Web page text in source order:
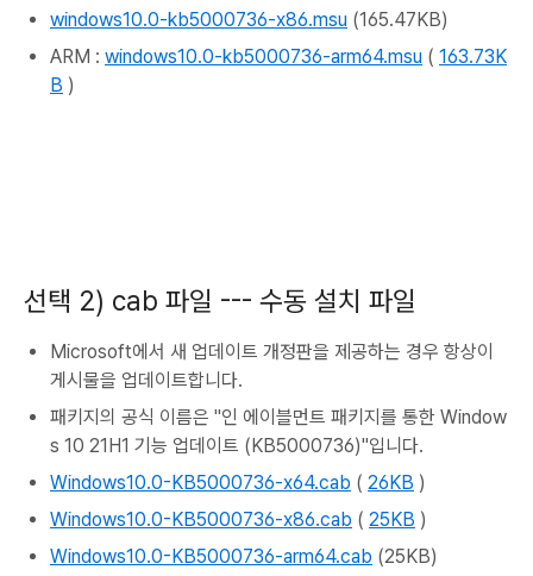
windows10.0-kb5000736-x86.msu (165.47KB)
ARM : windows10.0-kb5000736-arm64.msu ( 163.73K
B )
선택 2) cab 파일 --- 수동 설치 파일
Microsoft에서 새 업데이트 개정판을 제공하는 경우 항상이
게시물을 업데이트합니다.
패키지의 공식 이름은 "인 에이블먼트 패키지를 통한 Window
s 10 21H1 기능 업데이트 (KB5000736)"입니다.
Windows10.0-KB5000736-x64.cab ( 26KB )
Windows10.0-KB5000736-x86.cab ( 25KB )
Windows10.0-KB5000736-arm64.cab (25KB)